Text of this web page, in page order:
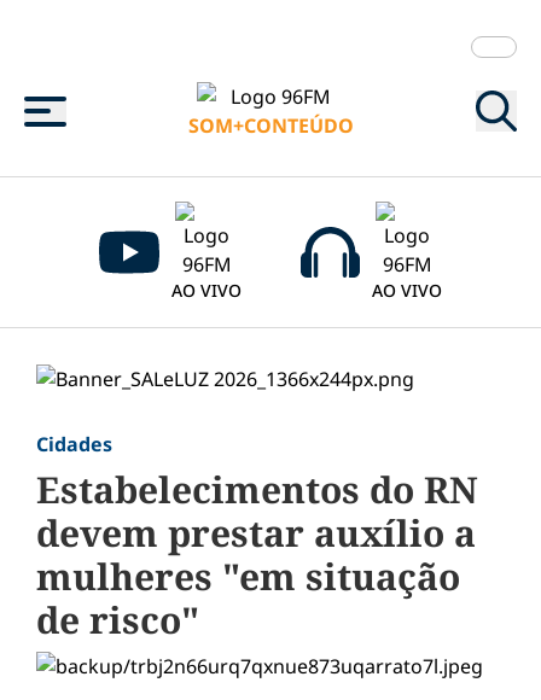
Menu
SOM+CONTEÚDO
AO VIVO AO VIVO
Cidades
Estabelecimentos do RN
devem prestar auxílio a
mulheres "em situação
de risco"